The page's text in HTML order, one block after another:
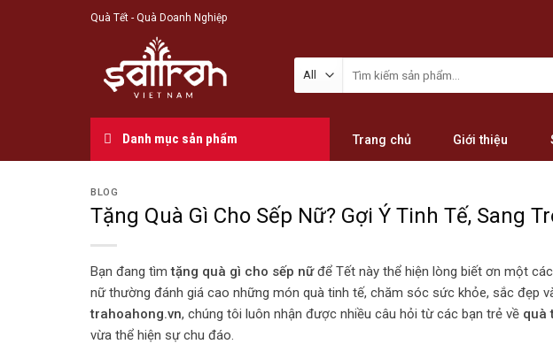
Quà Tết - Quà Doanh Nghiệp
Danh mục sản phẩm Trang chủ Giới thiệu
BLOG
Tặng Quà Gì Cho Sếp Nữ? Gợi Ý Tinh Tế, Sang
Bạn đang tìmtặng quà gì cho sếp nữđể Tết này thể hiện lòng biết ơn một
nữ thường đánh giá cao những món quà tinh tế, chăm sóc sức khỏe, sắc đẹp
trahoahong.vn, chúng tôi luôn nhận được nhiều câu hỏi từ các bạn trẻ về quà
vừa thể hiện sự chu đáo.